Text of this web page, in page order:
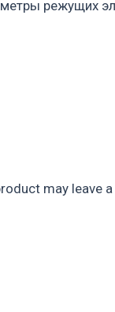
режущих
may leave a